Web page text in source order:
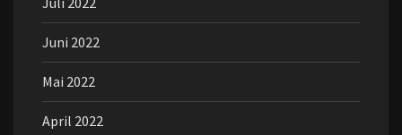
Juni 2022
Mai 2022
April 2022